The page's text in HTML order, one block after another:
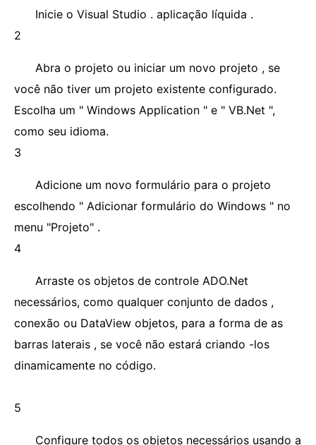
Inicie o Visual Studio . aplicação líquida .
2
Abra o projeto ou iniciar um novo projeto , se
você não tiver um projeto existente configurado.
Escolha um " Windows Application " e " VB.Net ",
como seu idioma.
3
Adicione um novo formulário para o projeto
escolhendo " Adicionar formulário do Windows " no
menu "Projeto" .
4
Arraste os objetos de controle ADO.Net
necessários, como qualquer conjunto de dados ,
conexão ou DataView objetos, para a forma de as
barras laterais , se você não estará criando -los
dinamicamente no código.
5
Configure todos os objetos necessários usando a